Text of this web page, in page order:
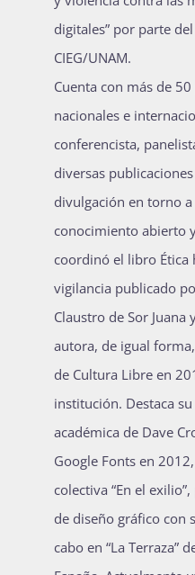
digitales” por parte
CIEG/UNAM.
Cuenta con más de
nacionales e
conferencista,
diversas
divulgación en torno
conocimiento abierto
coordinó el libro Ética
vigilancia publicado
Claustro de Sor
autora, de igual
de Cultura Libre en
institución. Destaca
académica de Dave
Google Fonts en
colectiva “En el
de diseño gráfico con
cabo en “La Terraza”